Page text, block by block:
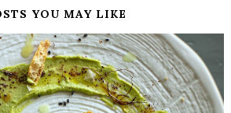
YOU MAY LIKE